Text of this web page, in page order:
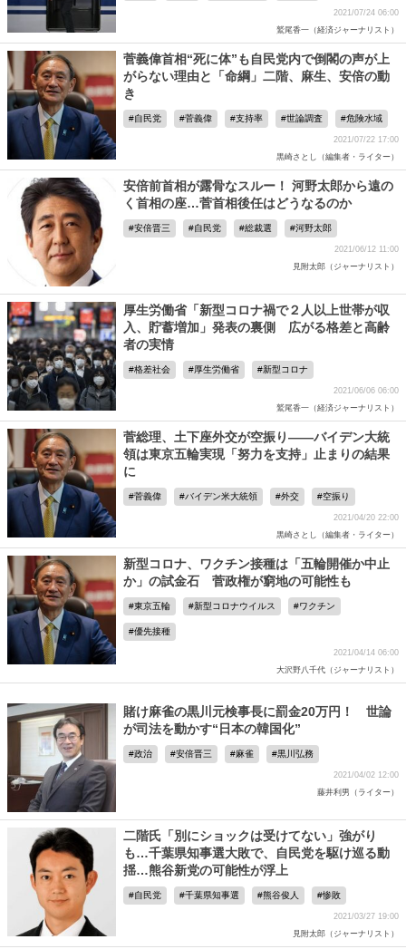
2021/07/24 06:00
鷲尾香一（経済ジャーナリスト）
菅義偉首相“死に体”も自民党内で倒閣の声が上
がらない理由と「命綱」二階、麻生、安倍の動
き
自民党 菅義偉 支持率 世論調査 危険水域
2021/07/22 17:00
黒崎さとし（編集者・ライター）
安倍前首相が露骨なスルー！ 河野太郎から遠の
く首相の座…菅首相後任はどうなるのか
安倍晋三 自民党 総裁選 河野太郎
2021/06/12 11:00
見附太郎（ジャーナリスト）
厚生労働省「新型コロナ禍で２人以上世帯が収
入、貯蓄増加」発表の裏側 広がる格差と高齢
者の実情
格差社会 厚生労働省 新型コロナ
2021/06/06 06:00
鷲尾香一（経済ジャーナリスト）
菅総理、土下座外交が空振り――バイデン大統
領は東京五輪実現「努力を支持」止まりの結果
に
菅義偉 バイデン米大統領 外交 空振り
2021/04/20 22:00
黒崎さとし（編集者・ライター）
新型コロナ、ワクチン接種は「五輪開催か中止
か」の試金石 菅政権が窮地の可能性も
東京五輪 新型コロナウイルス ワクチン
優先接種
2021/04/14 06:00
大沢野八千代（ジャーナリスト）
賭け麻雀の黒川元検事長に罰金20万円！ 世論
が司法を動かす“日本の韓国化”
政治 安倍晋三 麻雀 黒川弘務
2021/04/02 12:00
藤井利男（ライター）
二階氏「別にショックは受けてない」強がり
も…千葉県知事選大敗で、自民党を駆け巡る動
揺…熊谷新党の可能性が浮上
自民党 千葉県知事選 熊谷俊人 惨敗
2021/03/27 19:00
見附太郎（ジャーナリスト）